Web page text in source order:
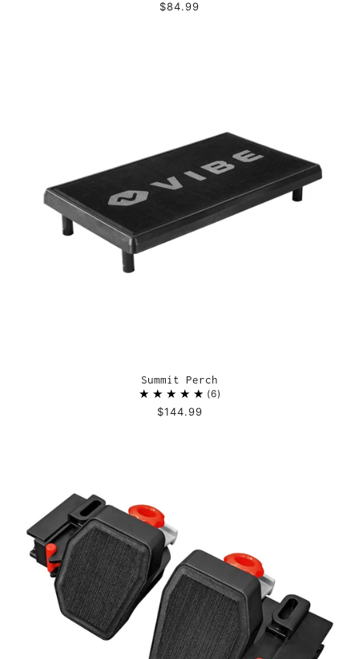
$84.99
Summit Perch
6
$144.99